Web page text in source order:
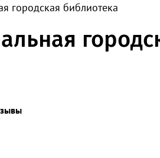
городская библиотека